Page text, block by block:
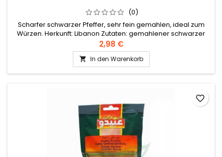
(0)
Scharfer schwarzer Pfeffer, sehr fein gemahlen, ideal zum
Würzen. Herkunft: Libanon Zutaten: gemahlener schwarzer
Pfeffer
2,98 €
 In den Warenkorb
favorite_border